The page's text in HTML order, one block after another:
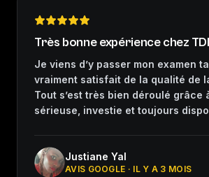
Très bonne expérience chez
Je viens d’y passer mon examen
vraiment satisfait de la qualité de
Tout s’est très bien déroulé grâce
sérieuse, investie et toujours
progresser, même quand on doute
manque de confiance. Dans ce
Justiane Yal
AVIS GOOGLE · IL Y A 3 MOIS